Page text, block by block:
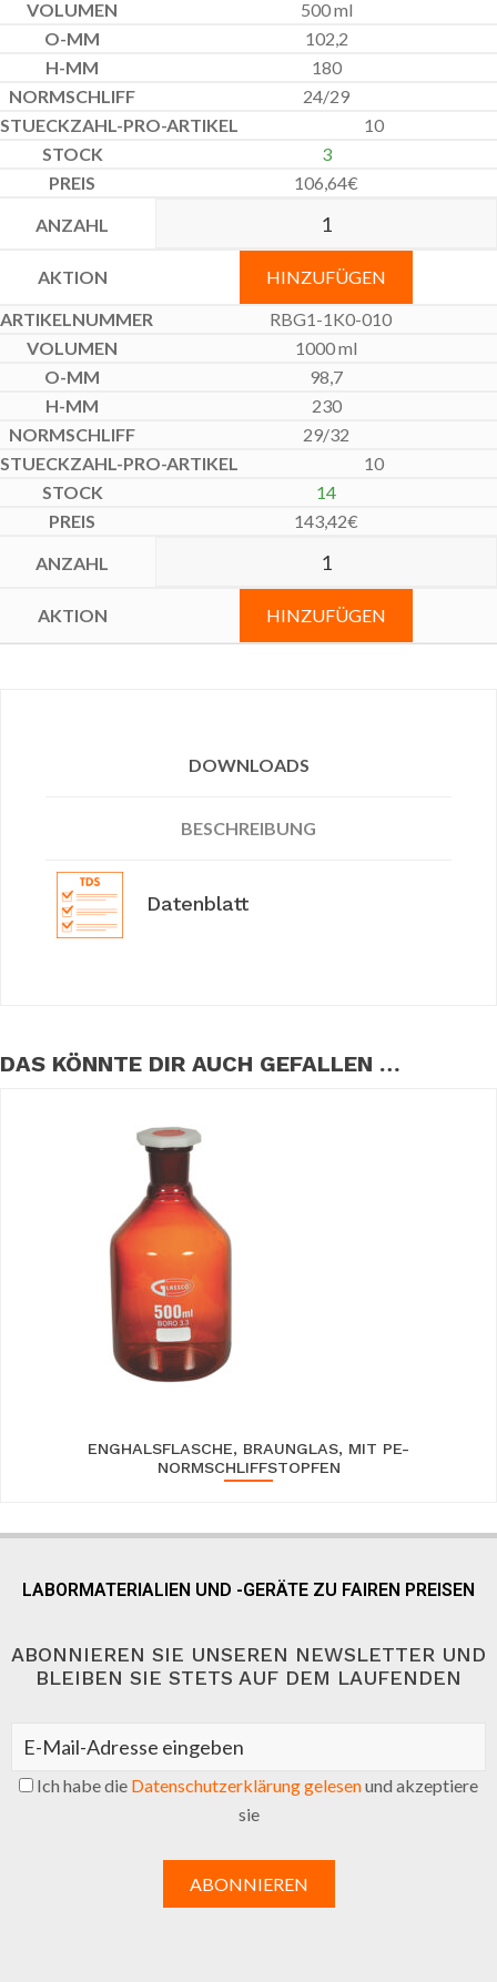
500 ml
102,2
180
24/29
10
3
106,64€
HINZUFÜGEN
RBG1-1K0-010
1000 ml
98,7
230
29/32
10
14
143,42€
HINZUFÜGEN
DOWNLOADS
BESCHREIBUNG
Datenblatt
DAS KÖNNTE DIR AUCH GEFALLEN …
ENGHALSFLASCHE, BRAUNGLAS, MIT PE-
NORMSCHLIFFSTOPFEN
LABORMATERIALIEN UND -GERÄTE ZU FAIREN PREISEN
ABONNIEREN SIE UNSEREN NEWSLETTER UND
BLEIBEN SIE STETS AUF DEM LAUFENDEN
Ich habe die Datenschutzerklärung gelesenund akzeptiere
sie